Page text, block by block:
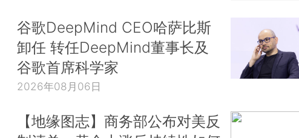
谷歌DeepMind CEO哈萨比斯
卸任 转任DeepMind董事长及
谷歌首席科学家
2026年08月06日
【地缘图志】商务部公布对美反